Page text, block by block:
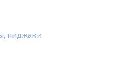
пиджаки